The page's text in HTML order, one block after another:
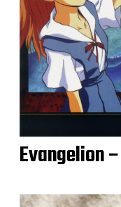
Evangelion